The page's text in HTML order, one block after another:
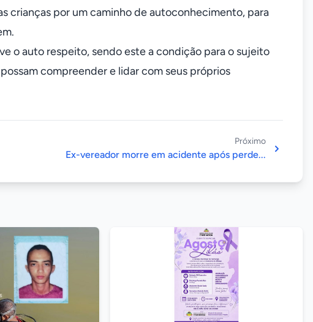
crianças por um caminho de autoconhecimento, para
o auto respeito, sendo este a condição para o sujeito
compreender e lidar com seus próprios
Próximo
Ex-vereador morre em acidente após perde...